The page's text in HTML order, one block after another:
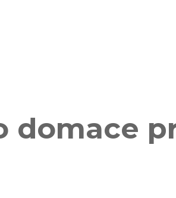
domace